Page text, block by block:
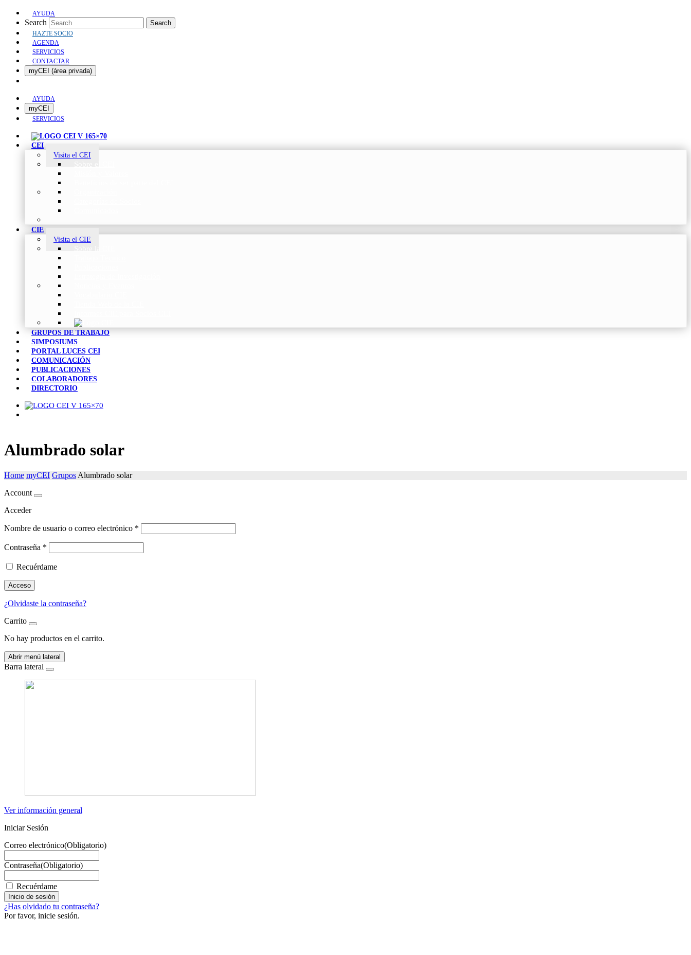
AYUDA
Search Search
HAZTE SOCIO
AGENDA
SERVICIOS
CONTACTAR
myCEI (área privada)
AYUDA
myCEI
SERVICIOS
CEI
Visita el CEI
CIE
Visita el CIE
GRUPOS DE TRABAJO
SIMPOSIUMS
PORTAL LUCES CEI
COMUNICACIÓN
PUBLICACIONES
COLABORADORES
DIRECTORIO
Alumbrado solar
Home myCEI Grupos Alumbrado solar
Account
Acceder
Nombre de usuario o correo electrónico *
Contraseña *
Recuérdame
Acceso
¿Olvidaste la contraseña?
Carrito
No hay productos en el carrito.
Abrir menú lateral
Barra lateral
Ver información general
Iniciar Sesión
Correo electrónico(Obligatorio)
Contraseña(Obligatorio)
Recuérdame
¿Has olvidado tu contraseña?
Por favor, inicie sesión.